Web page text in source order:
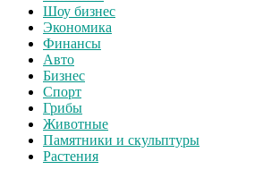
Шоу бизнес
Экономика
Финансы
Авто
Бизнес
Спорт
Грибы
Животные
Памятники и скульптуры
Растения